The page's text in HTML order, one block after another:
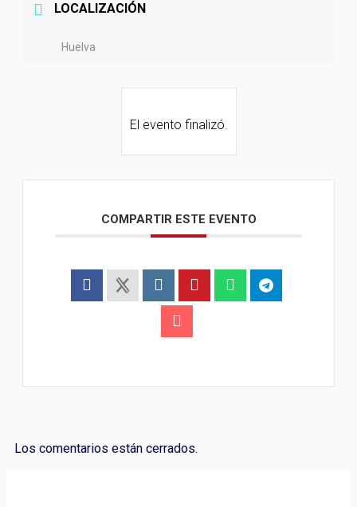
LOCALIZACIÓN
Huelva
El evento finalizó.
COMPARTIR ESTE EVENTO
Los comentarios están cerrados.